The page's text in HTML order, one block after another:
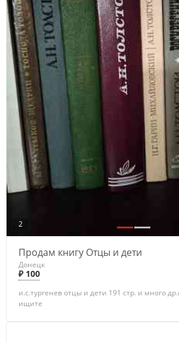
2
Продам книгу Отцы и дети
Донецк
₽ 100
и.с.тургенев отцы и дети 191 стр. и много
ищите